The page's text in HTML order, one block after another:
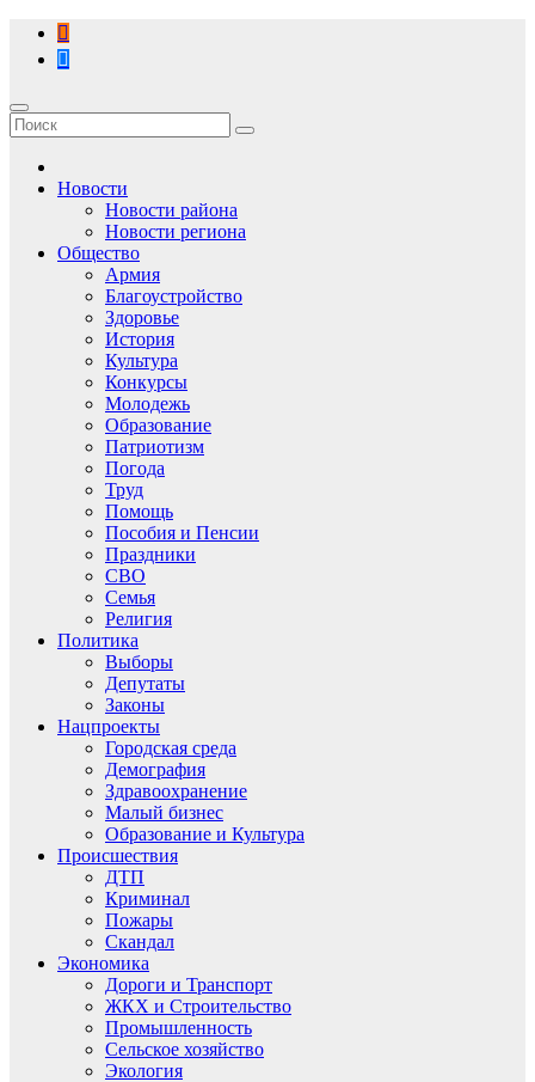
Перейти
содержимому
Новости
Новости района
Новости региона
Общество
Армия
Благоустройство
Здоровье
История
Культура
Конкурсы
Молодежь
Образование
Патриотизм
Погода
Труд
Помощь
Пособия и Пенсии
Праздники
СВО
Семья
Религия
Политика
Выборы
Депутаты
Законы
Нацпроекты
Городская среда
Демография
Здравоохранение
Малый бизнес
Образование и Культура
Происшествия
ДТП
Криминал
Пожары
Скандал
Экономика
Дороги и Транспорт
ЖКХ и Строительство
Промышленность
Сельское хозяйство
Экология